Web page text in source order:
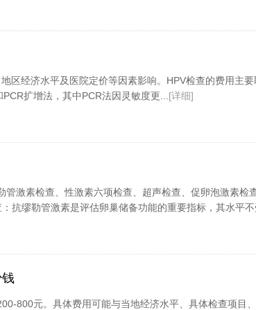
区经济水平及医院定价等因素影响。HPV检查的费用主
扩增法，其中PCR法因灵敏度更... [详细]
管激素检查、性激素六项检查、超声检查、促卵泡激素检
抗缪勒管激素是评估卵巢储备功能的重要指标，其水平不
800元。具体费用可能与当地经济水平、具体检查项目